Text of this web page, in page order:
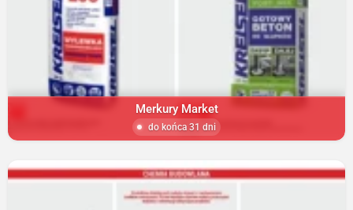
Merkury Market
do końca 31 dni